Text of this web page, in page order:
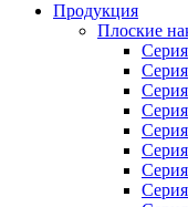
Продукция
Плоские